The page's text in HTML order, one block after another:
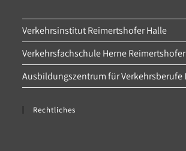
Verkehrsinstitut Reimertshofer Halle
Verkehrsfachschule Herne Reimertshofer
Ausbildungszentrum für Verkehrsberufe
Rechtliches